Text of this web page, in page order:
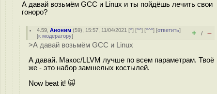
А давай возьмём GCC и Linux и ты пойдёшь лечить свои
гоноро?
4.59 ,Аноним (59), 15:57, 11/04/2021 [^] [^^] [^^^] [ответить]
[к модератору] + / –
>А давай возьмём GCC и Linux
А давай. Макос/LLVM лучше по всем параметрам. Твоё
же - это набор замшелых кoстылей.
Now beat it! 🙀